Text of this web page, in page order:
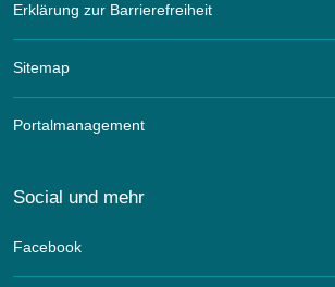
Erklärung zur Barrierefreiheit
Sitemap
Portalmanagement
Social und mehr
Facebook